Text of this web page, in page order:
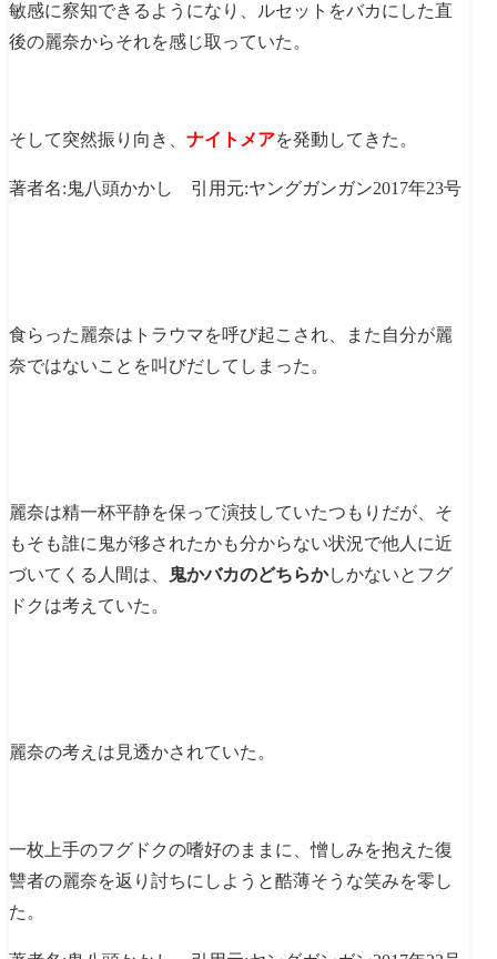
敏感に察知できるようになり、ルセットをバカにした直
後の麗奈からそれを感じ取っていた。
そして突然振り向き、 ナイトメアを発動してきた。
著者名:鬼八頭かかし 引用元:ヤングガンガン2017年23号
食らった麗奈はトラウマを呼び起こされ、また自分が麗
奈ではないことを叫びだしてしまった。
麗奈は精一杯平静を保って演技していたつもりだが、そ
もそも誰に鬼が移されたかも分からない状況で他人に近
づいてくる人間は、
鬼かバカのどちらかしかないとフグ
ドクは考えていた。
麗奈の考えは見透かされていた。
一枚上手のフグドクの嗜好のままに、憎しみを抱えた復
讐者の麗奈を返り討ちにしようと酷薄そうな笑みを零し
た。